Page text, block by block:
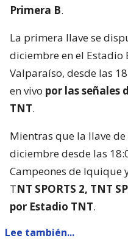
Primera B.
La primera llave se
diciembre en el Estadio
Valparaíso, desde las
en vivo por las señales
TNT.
Mientras que la llave
diciembre desde las
Campeones de Iquique
TNT SPORTS 2, TNT
por Estadio TNT.
Lee también...